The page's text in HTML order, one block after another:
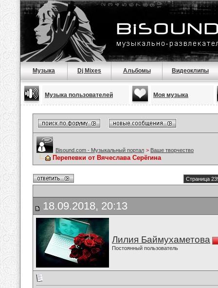
Музыка Dj Mixes Альбомы Видеоклипы
Музыка пользователей Моя музыка
Bisound.com - Музыкальный портал > Ваше творчество
Перепевки от Вячеслава Серёгина
Страница
18.09.2018, 20:13
Лилия Баймухаметова
Постоянный пользователь